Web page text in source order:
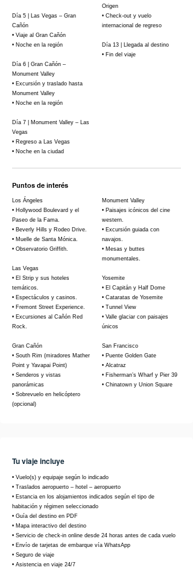
Día 5 | Las Vegas – Gran
Cañón
• Viaje al Gran Cañón
• Noche en la región
Día 6 | Gran Cañón –
Monument Valley
• Excursión y traslado hasta
Monument Valley
• Noche en la región
Día 7 | Monument Valley – Las
Vegas
• Regreso a Las Vegas
• Noche en la ciudad
Origen
• Check-out y vuelo
internacional de regreso
Día 13 | Llegada al destino
• Fin del viaje
Puntos de interés
Los Ángeles
• Hollywood Boulevard y el
Paseo de la Fama.
• Beverly Hills y Rodeo Drive.
• Muelle de Santa Mónica.
• Observatorio Griffith.
Las Vegas
• El Strip y sus hoteles
temáticos.
• Espectáculos y casinos.
• Fremont Street Experience.
• Excursiones al Cañón Red
Rock.
Gran Cañón
• South Rim (miradores Mather
Point y Yavapai Point)
• Senderos y vistas
panorámicas
• Sobrevuelo en helicóptero
(opcional)
Monument Valley
• Paisajes icónicos del cine
western.
• Excursión guiada con
navajos.
• Mesas y buttes
monumentales.
Yosemite
• El Capitán y Half Dome
• Cataratas de Yosemite
• Tunnel View
• Valle glaciar con paisajes
únicos
San Francisco
• Puente Golden Gate
• Alcatraz
• Fisherman’s Wharf y Pier 39
• Chinatown y Union Square
Tu viaje incluye
• Vuelo(s) y equipaje según lo indicado
• Traslados aeropuerto – hotel – aeropuerto
• Estancia en los alojamientos indicados según el tipo de
habitación y régimen seleccionado
• Guía del destino en PDF
• Mapa interactivo del destino
• Servicio de check-in online desde 24 horas antes de cada vuelo
• Envío de tarjetas de embarque vía WhatsApp
• Seguro de viaje
• Asistencia en viaje 24/7